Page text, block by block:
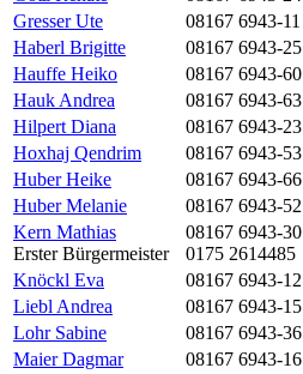
Gresser Ute
08167 6943-11
Haberl Brigitte
08167 6943-25
Hauffe Heiko
08167 6943-60
Hauk Andrea
08167 6943-63
Hilpert Diana
08167 6943-23
Hoxhaj Qendrim
08167 6943-53
Huber Heike
08167 6943-66
Huber Melanie
08167 6943-52
Kern Mathias
Erster Bürgermeister
08167 6943-30
0175 2614485
Knöckl Eva
08167 6943-12
Liebl Andrea
08167 6943-15
Lohr Sabine
08167 6943-36
Maier Dagmar
08167 6943-16